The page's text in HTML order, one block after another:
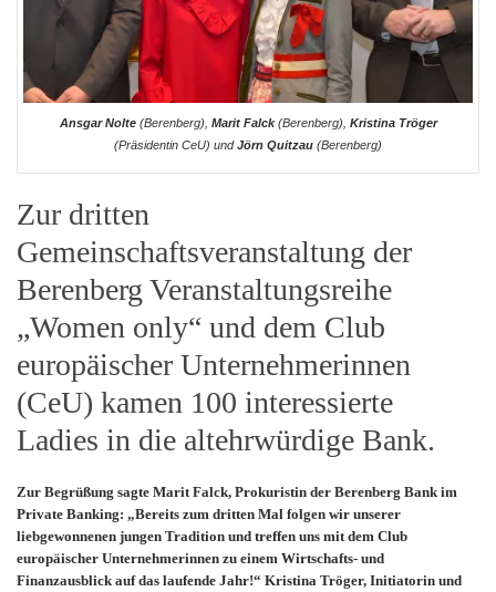
Ansgar Nolte(Berenberg), Marit Falck(Berenberg), Kristina Tröger
(Präsidentin CeU) undJörn Quitzau (Berenberg)
Zur dritten
Gemeinschaftsveranstaltung der
Berenberg Veranstaltungsreihe
„Women only“ und dem Club
europäischer Unternehmerinnen
(CeU) kamen 100 interessierte
Ladies in die altehrwürdige Bank.
Zur Begrüßung sagte Marit Falck, Prokuristin der Berenberg Bank im
Private Banking: „Bereits zum dritten Mal folgen wir unserer
liebgewonnenen jungen Tradition und treffen uns mit dem Club
europäischer Unternehmerinnen zu einem Wirtschafts- und
Finanzausblick auf das laufende Jahr!“ Kristina Tröger, Initiatorin und